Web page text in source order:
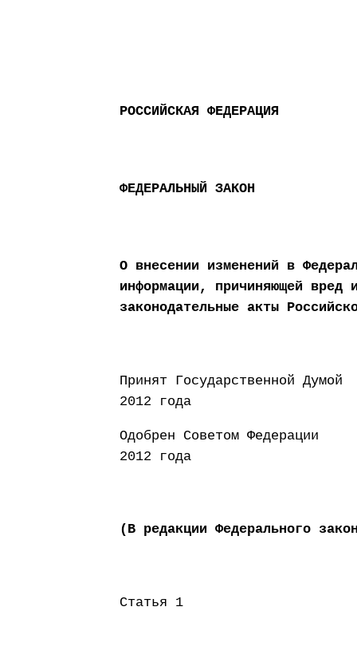
РОССИЙСКАЯ ФЕДЕРАЦИЯ
ФЕДЕРАЛЬНЫЙ ЗАКОН
О внесении изменений в
информации, причиняющей вред
законодательные акты
Принят
2012 года
Одобрен
2012 года
(В редакции Федерального
Статья 1